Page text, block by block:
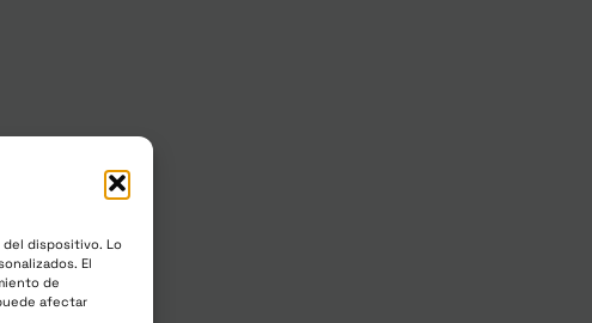
del dispositivo. Lo
El
de
afectar
Ads
incluidos